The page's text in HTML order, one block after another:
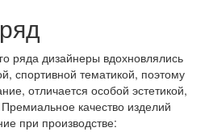
ряда дизайнеры вдохновлялись
спортивной тематикой, поэтому
отличается особой эстетикой,
качество изделий
при производстве: